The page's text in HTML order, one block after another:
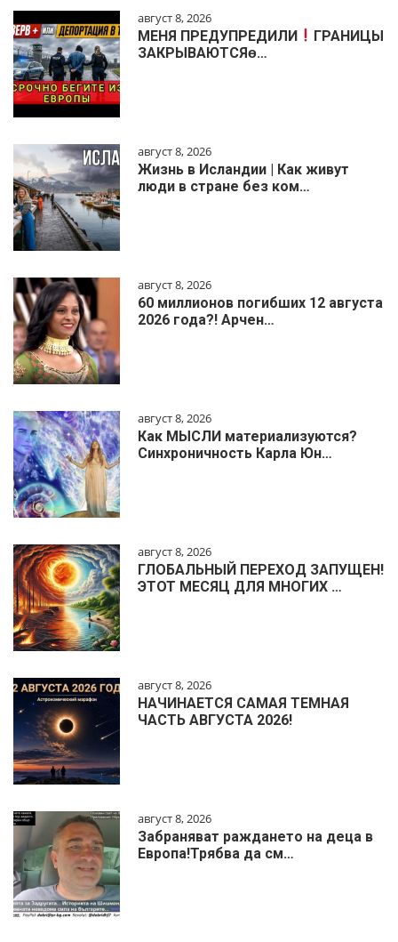
август 8, 2026
МЕНЯ ПРЕДУПРЕДИЛИ
ГРАНИЦЫ
ЗАКРЫВАЮТСЯɵ…
август 8, 2026
Жизнь в Исландии | Как живут
люди в стране без ком…
август 8, 2026
60 миллионов погибших 12 августа
2026 года?! Арчен…
август 8, 2026
Как МЫСЛИ материализуются?
Синхроничность Карла Юн…
август 8, 2026
ГЛОБАЛЬНЫЙ ПЕРЕХОД ЗАПУЩЕН!
ЭТОТ МЕСЯЦ ДЛЯ МНОГИХ …
август 8, 2026
НАЧИНАЕТСЯ САМАЯ ТЕМНАЯ
ЧАСТЬ АВГУСТА 2026!
август 8, 2026
Забраняват раждането на деца в
Европа!Трябва да см…